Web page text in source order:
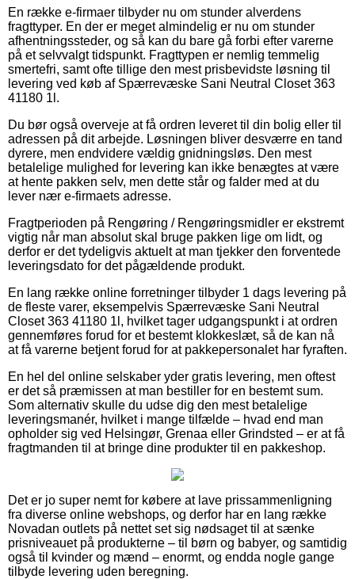
En række e-firmaer tilbyder nu om stunder alverdens
fragttyper. En der er meget almindelig er nu om stunder
afhentningssteder, og så kan du bare gå forbi efter varerne
på et selvvalgt tidspunkt. Fragttypen er nemlig temmelig
smertefri, samt ofte tillige den mest prisbevidste løsning til
levering ved køb af Spærrevæske Sani Neutral Closet 363
41180 1l.
Du bør også overveje at få ordren leveret til din bolig eller til
adressen på dit arbejde. Løsningen bliver desværre en tand
dyrere, men endvidere vældig gnidningsløs. Den mest
betalelige mulighed for levering kan ikke benægtes at være
at hente pakken selv, men dette står og falder med at du
lever nær e-firmaets adresse.
Fragtperioden på Rengøring / Rengøringsmidler er ekstremt
vigtig når man absolut skal bruge pakken lige om lidt, og
derfor er det tydeligvis aktuelt at man tjekker den forventede
leveringsdato for det pågældende produkt.
En lang række online forretninger tilbyder 1 dags levering på
de fleste varer, eksempelvis Spærrevæske Sani Neutral
Closet 363 41180 1l, hvilket tager udgangspunkt i at ordren
gennemføres forud for et bestemt klokkeslæt, så de kan nå
at få varerne betjent forud for at pakkepersonalet har fyraften.
En hel del online selskaber yder gratis levering, men oftest
er det så præmissen at man bestiller for en bestemt sum.
Som alternativ skulle du udse dig den mest betalelige
leveringsmanér, hvilket i mange tilfælde – hvad end man
opholder sig ved Helsingør, Grenaa eller Grindsted – er at få
fragtmanden til at bringe dine produkter til en pakkeshop.
Det er jo super nemt for købere at lave prissammenligning
fra diverse online webshops, og derfor har en lang række
Novadan outlets på nettet set sig nødsaget til at sænke
prisniveauet på produkterne – til børn og babyer, og samtidig
også til kvinder og mænd – enormt, og endda nogle gange
tilbyde levering uden beregning.